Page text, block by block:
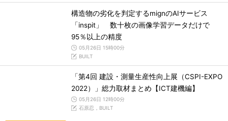
構造物の劣化を判定するmignのAIサービス
「inspit」 数十枚の画像学習データだけで
95％以上の精度
05月26日 15時00分
BUILT
「第4回 建設・測量生産性向上展（CSPI-EXPO
2022）」総力取材まとめ【ICT建機編】
05月26日 12時00分
石原忍，BUILT